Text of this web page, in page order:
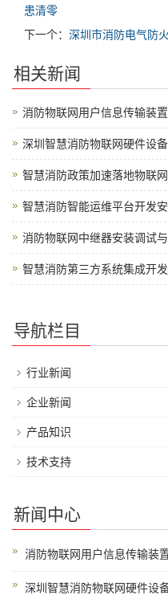
患清零
下一个： 深圳市消防电气防
相关新闻
消防物联网用户信息传输装
深圳智慧消防物联网硬件设
智慧消防政策加速落地物联
智慧消防智能运维平台开发
消防物联网中继器安装调试
智慧消防第三方系统集成开
导航栏目
行业新闻
企业新闻
产品知识
技术支持
新闻中心
消防物联网用户信息传输装
深圳智慧消防物联网硬件设